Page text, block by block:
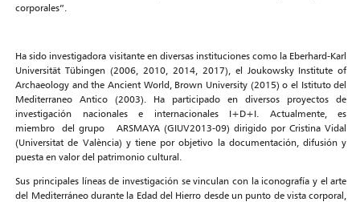
corporales”.
Ha sido investigadora visitante en diversas instituciones como la Eberhard-Karl
Universität Tübingen (2006, 2010, 2014, 2017), el Joukowsky Institute of
Archaeology and the Ancient World, Brown University (2015) o el Istituto del
Mediterraneo Antico (2003). Ha participado en diversos proyectos de
investigación nacionales e internacionales I+D+I. Actualmente, es
miembro del grupo ARSMAYA (GIUV2013-09) dirigido por Cristina Vidal
(Universitat de València) y tiene por objetivo la documentación, difusión y
puesta en valor del patrimonio cultural.
Sus principales líneas de investigación se vinculan con la iconografía y el arte
del Mediterráneo durante la Edad del Hierro desde un punto de vista corporal,